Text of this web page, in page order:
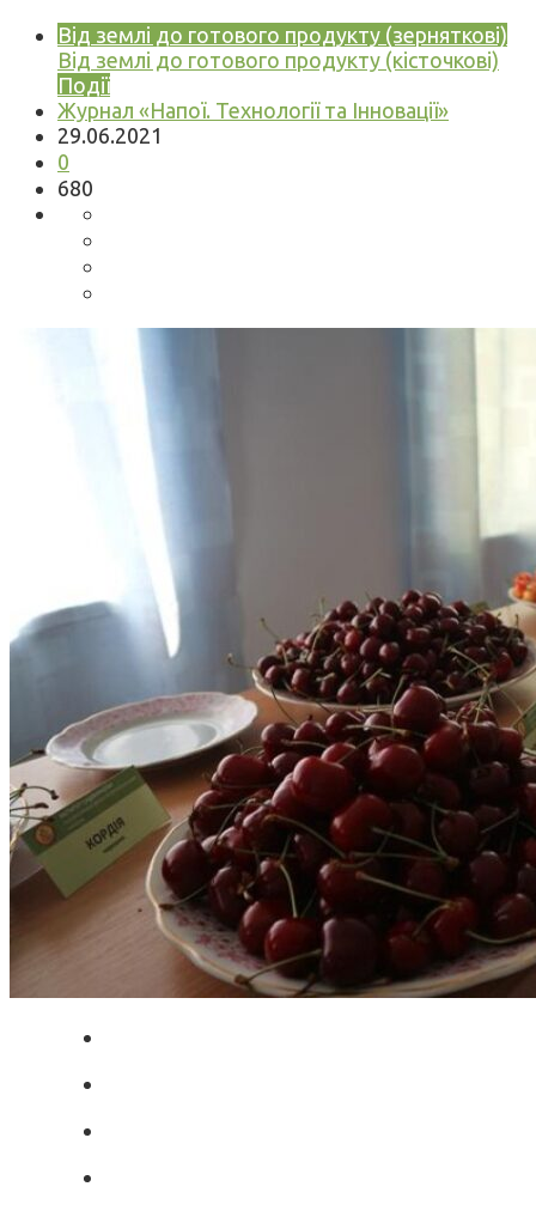
Від землі до готового продукту (зерняткові)
Від землі до готового продукту (кісточкові)
Події
Журнал «Напої. Технології та Інновації»
29.06.2021
0
680